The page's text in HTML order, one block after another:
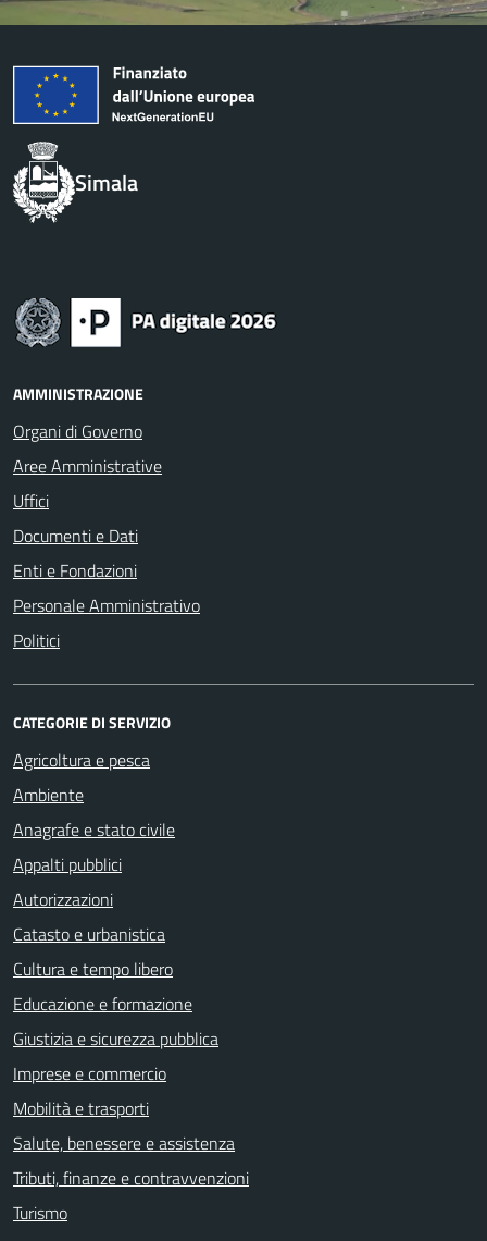
Simala
AMMINISTRAZIONE
Organi di Governo
Aree Amministrative
Uffici
Documenti e Dati
Enti e Fondazioni
Personale Amministrativo
Politici
CATEGORIE DI SERVIZIO
Agricoltura e pesca
Ambiente
Anagrafe e stato civile
Appalti pubblici
Autorizzazioni
Catasto e urbanistica
Cultura e tempo libero
Educazione e formazione
Giustizia e sicurezza pubblica
Imprese e commercio
Mobilità e trasporti
Salute, benessere e assistenza
Tributi, finanze e contravvenzioni
Turismo